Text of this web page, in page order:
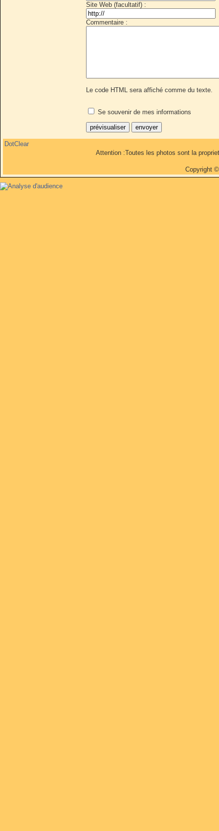
Site Web (facultatif) :
Commentaire :
Le code HTML sera affiché comme du texte.
Se souvenir de mes informations
DotClear
Attention :Toutes les photos sont la
Copyright